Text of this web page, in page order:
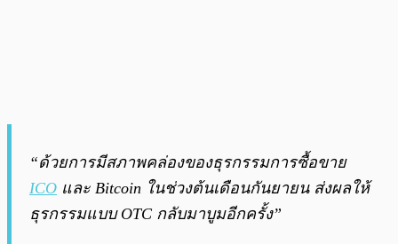
“ด้วยการมีสภาพคล่องของธุรกรรมการซื้อขาย
ICO และ Bitcoin ในช่วงต้นเดือนกันยายน ส่งผลให้
ธุรกรรมแบบ OTC กลับมาบูมอีกครั้ง”